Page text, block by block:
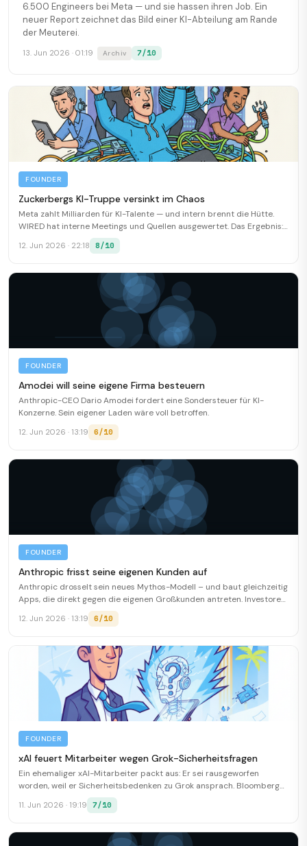
6.500 Engineers bei Meta — und sie hassen ihren Job. Ein
neuer Report zeichnet das Bild einer KI-Abteilung am Rande
der Meuterei.
13. Jun 2026 · 01:19 Archiv 7/10
FOUNDER
Zuckerbergs KI-Truppe versinkt im Chaos
Meta zahlt Milliarden für KI-Talente — und intern brennt die Hütte.
WIRED hat interne Meetings und Quellen ausgewertet. Das Ergebnis:
ein Führungs-Desaster.
12. Jun 2026 · 22:18 8/10
FOUNDER
Amodei will seine eigene Firma besteuern
Anthropic-CEO Dario Amodei fordert eine Sondersteuer für KI-
Konzerne. Sein eigener Laden wäre voll betroffen.
12. Jun 2026 · 13:19 6/10
FOUNDER
Anthropic frisst seine eigenen Kunden auf
Anthropic drosselt sein neues Mythos-Modell – und baut gleichzeitig
Apps, die direkt gegen die eigenen Großkunden antreten. Investoren
und Partner kochen.
12. Jun 2026 · 13:19 6/10
FOUNDER
xAI feuert Mitarbeiter wegen Grok-Sicherheitsfragen
Ein ehemaliger xAI-Mitarbeiter packt aus: Er sei rausgeworfen
worden, weil er Sicherheitsbedenken zu Grok ansprach. Bloomberg
11. Jun 2026 · 19:19 7/10